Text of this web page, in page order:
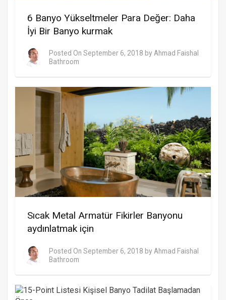
6 Banyo Yükseltmeler Para Değer: Daha
İyi Bir Banyo kurmak
Posted On September 6, 2018 by Ahmad Faishal
Bathroom
Sıcak Metal Armatür Fikirler Banyonu
aydınlatmak için
Posted On September 6, 2018 by Ahmad Faishal
Bathroom